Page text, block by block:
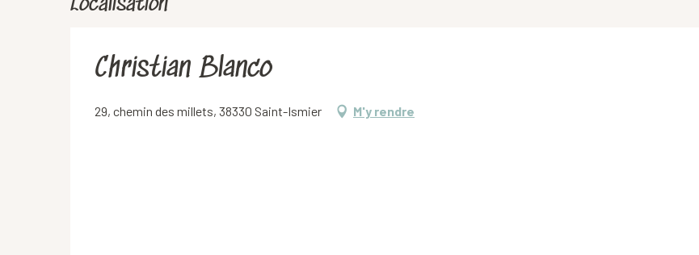
Localisation
Christian Blanco
29, chemin des millets, 38330 Saint-Ismier M'y rendre